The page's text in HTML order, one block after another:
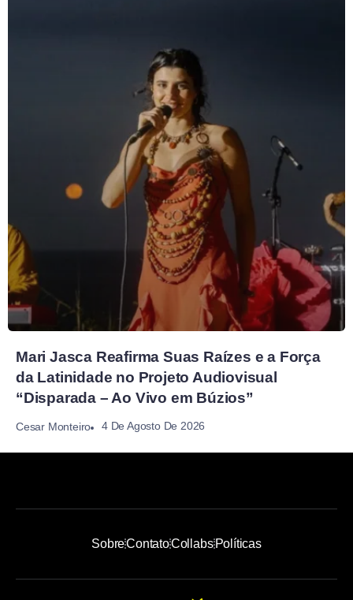
Mari Jasca Reafirma Suas Raízes e a Força
da Latinidade no Projeto Audiovisual
“Disparada – Ao Vivo em Búzios”
Cesar Monteiro 4 De Agosto De 2026
SobreContatoCollabsPolíticas